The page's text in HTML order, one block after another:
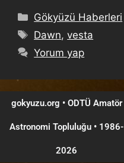
Gökyüzü Haberleri
Dawn,vesta
Yorum yap
gokyuzu.org • ODTÜ Amatör
Astronomi Topluluğu •1986-
2026